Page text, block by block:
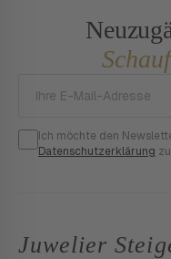
Ich möchte den
Datenschutzerklärung
Juwelier